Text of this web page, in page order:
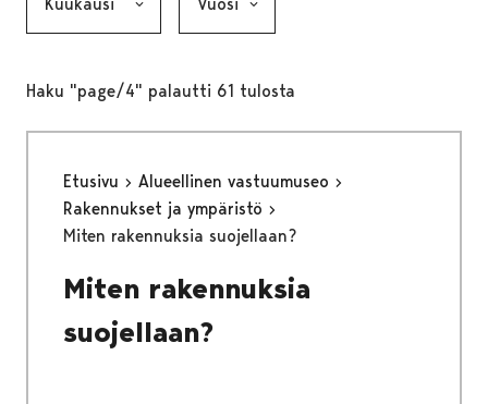
Haku "page/4" palautti 61 tulosta
Etusivu
Alueellinen vastuumuseo
Rakennukset ja ympäristö
Miten rakennuksia suojellaan?
Miten rakennuksia
suojellaan?